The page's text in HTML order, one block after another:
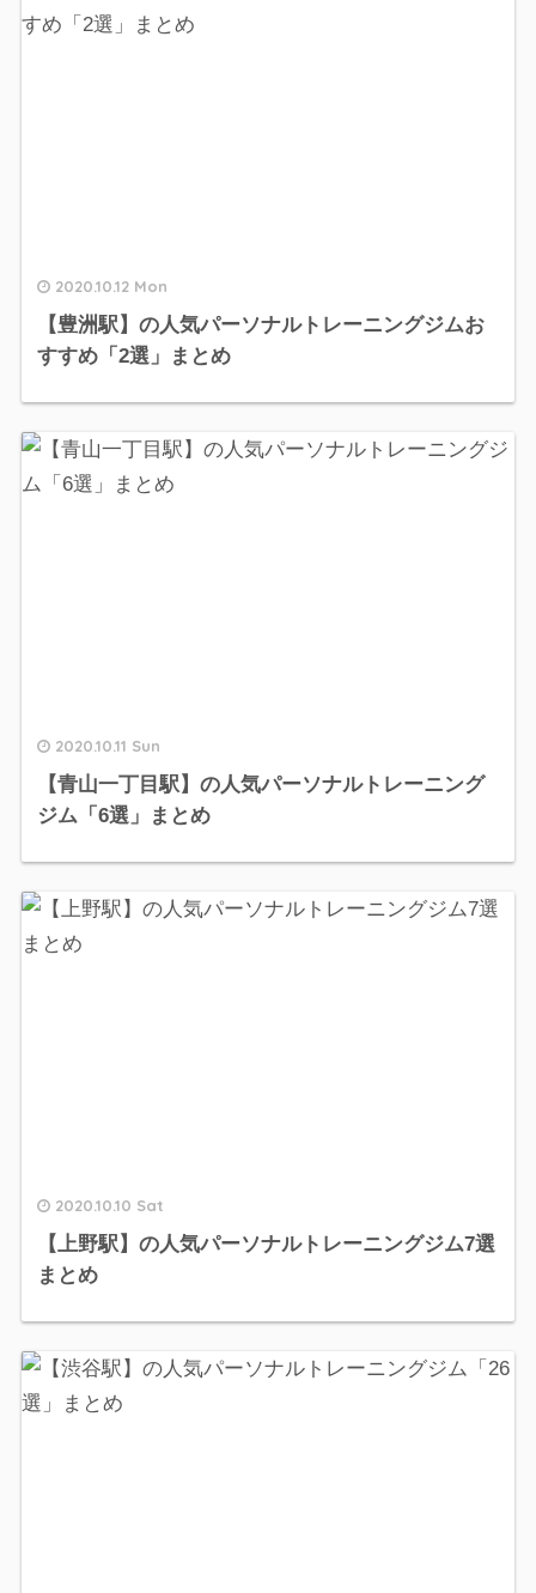
2020.10.12 Mon
【豊洲駅】の人気パーソナルトレーニングジムお
すすめ「2選」まとめ
2020.10.11 Sun
【青山一丁目駅】の人気パーソナルトレーニング
ジム「6選」まとめ
2020.10.10 Sat
【上野駅】の人気パーソナルトレーニングジム7選
まとめ